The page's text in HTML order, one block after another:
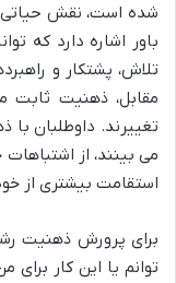
شده است، نقش حیاتی
باور اشاره دارد که
تلاش، پشتکار و
مقابل، ذهنیت ثابت
تغییرند. داوطلبان
می بینند، از
استقامت بیشتری از
برای پرورش ذهنیت
توانم یا این کار